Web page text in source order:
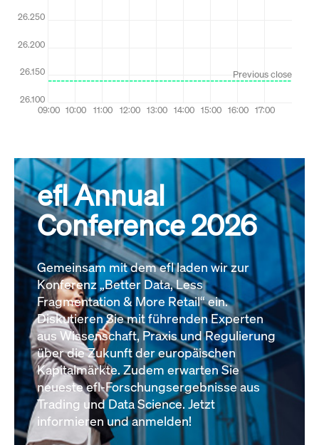
efl Annual
Conference 2026
Gemeinsam mit dem efl laden wir zur
Konferenz „Better Data, Less
Fragmentation & More Retail“ ein.
Diskutieren Sie mit führenden Experten
aus Wissenschaft, Praxis und Regulierung
über die Zukunft der europäischen
Kapitalmärkte. Zudem erwarten Sie
neueste efl-Forschungsergebnisse aus
Trading und Data Science. Jetzt
informieren und anmelden!